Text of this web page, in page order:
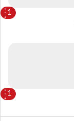
1
1